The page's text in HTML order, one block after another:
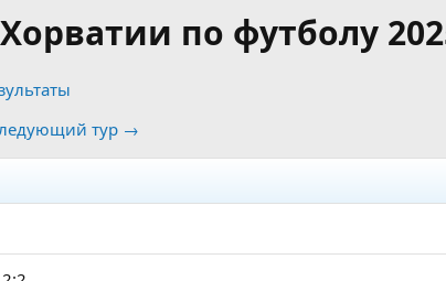
по футболу
тур →